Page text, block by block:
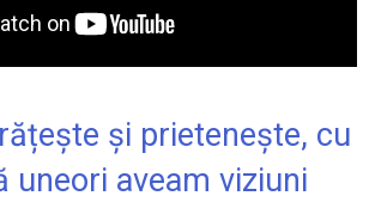
și prietenește, cu
uneori aveam viziuni